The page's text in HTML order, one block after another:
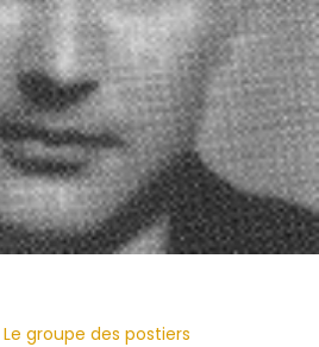
Le groupe des postiers